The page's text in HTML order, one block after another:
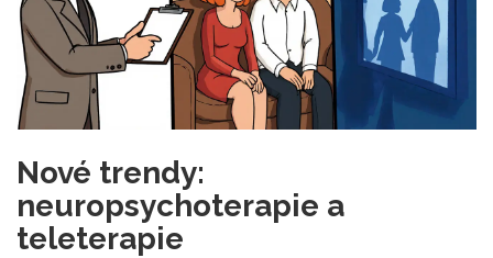
Nové trendy:
neuropsychoterapie a
teleterapie